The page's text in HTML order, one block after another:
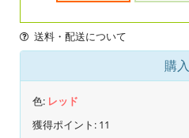
送料・配送について
購入
色: レッド
獲得ポイント: 11